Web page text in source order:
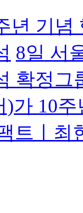
년 기념
8일 서
확정그
)가 10
트ㅣ최